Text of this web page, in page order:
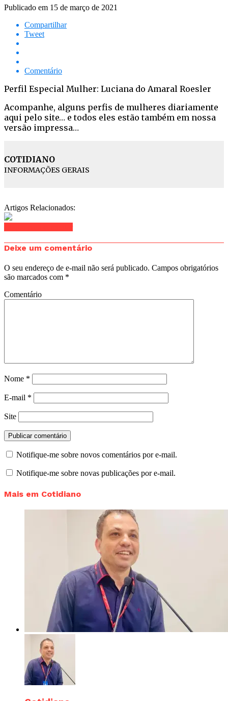
Publicado em 15 de março de 2021
Compartilhar
Tweet
Comentário
Perfil Especial Mulher: Luciana do Amaral Roesler
Acompanhe, alguns perfis de mulheres diariamente
aqui pelo site… e todos eles estão também em nossa
versão impressa…
COTIDIANO
INFORMAÇÕES GERAIS
Artigos Relacionados:
Deixe um comentário
O seu endereço de e-mail não será publicado. Campos obrigatórios
são marcados com *
Comentário
Nome *
E-mail *
Site
Notifique-me sobre novos comentários por e-mail.
Notifique-me sobre novas publicações por e-mail.
Mais em Cotidiano